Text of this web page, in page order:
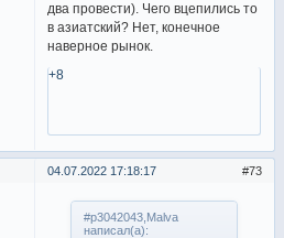
два провести). Чего вцепились то
в азиатский? Нет, конечное
наверное рынок.
+8
73
04.07.2022 17:18:17
#p3042043,Malva
написал(а):